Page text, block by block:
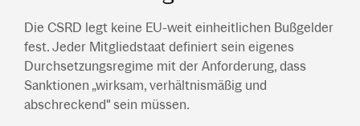
Die CSRD legt keine EU-weit einheitlichen Bußgelder
fest. Jeder Mitgliedstaat definiert sein eigenes
Durchsetzungsregime mit der Anforderung, dass
Sanktionen „wirksam, verhältnismäßig und
abschreckend" sein müssen.